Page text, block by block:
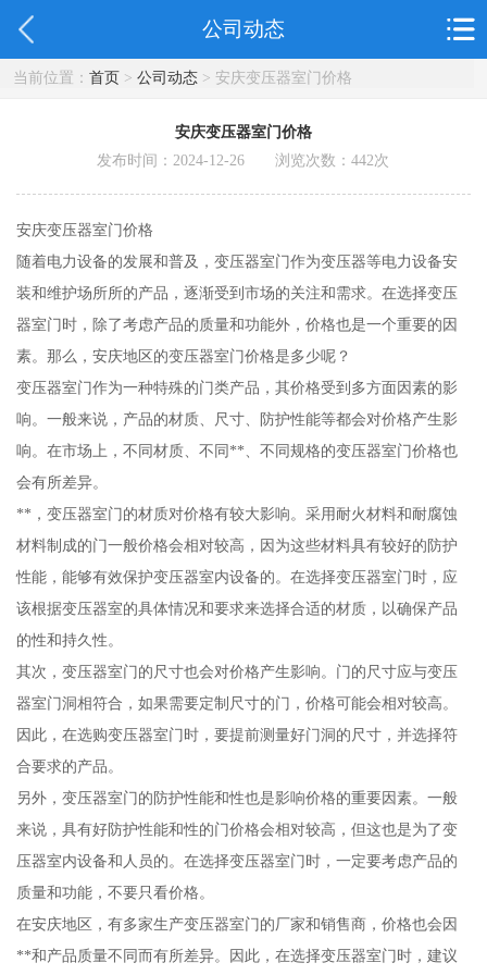
公司动态
当前位置： 首页> 公司动态> 安庆变压器室门价格
安庆变压器室门价格
发布时间：2024-12-26 浏览次数：442次
安庆变压器室门价格
随着电力设备的发展和普及，变压器室门作为变压器等电力设备安
装和维护场所所的产品，逐渐受到市场的关注和需求。在选择变压
器室门时，除了考虑产品的质量和功能外，价格也是一个重要的因
素。那么，安庆地区的变压器室门价格是多少呢？
变压器室门作为一种特殊的门类产品，其价格受到多方面因素的影
响。一般来说，产品的材质、尺寸、防护性能等都会对价格产生影
响。在市场上，不同材质、不同**、不同规格的变压器室门价格也
会有所差异。
**，变压器室门的材质对价格有较大影响。采用耐火材料和耐腐蚀
材料制成的门一般价格会相对较高，因为这些材料具有较好的防护
性能，能够有效保护变压器室内设备的。在选择变压器室门时，应
该根据变压器室的具体情况和要求来选择合适的材质，以确保产品
的性和持久性。
其次，变压器室门的尺寸也会对价格产生影响。门的尺寸应与变压
器室门洞相符合，如果需要定制尺寸的门，价格可能会相对较高。
因此，在选购变压器室门时，要提前测量好门洞的尺寸，并选择符
合要求的产品。
另外，变压器室门的防护性能和性也是影响价格的重要因素。一般
来说，具有好防护性能和性的门价格会相对较高，但这也是为了变
压器室内设备和人员的。在选择变压器室门时，一定要考虑产品的
质量和功能，不要只看价格。
在安庆地区，有多家生产变压器室门的厂家和销售商，价格也会因
**和产品质量不同而有所差异。因此，在选择变压器室门时，建议